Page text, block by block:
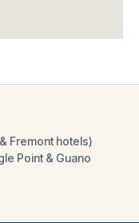
Fremont hotels)
Point & Guano